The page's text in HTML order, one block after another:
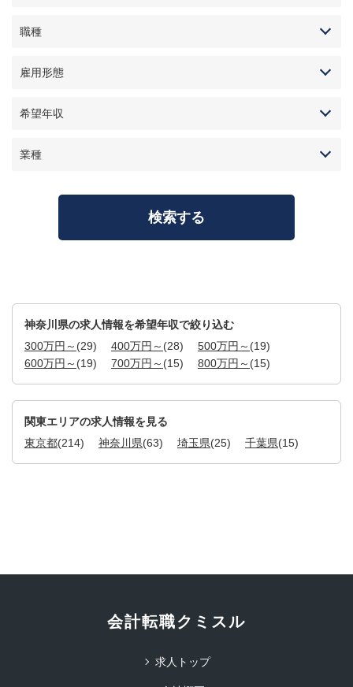
職種
雇用形態
希望年収
業種
神奈川県の求人情報を希望年収で絞り込む
300万円～ (29) 400万円～ (28) 500万円～ (19)
600万円～ (19) 700万円～ (15) 800万円～ (15)
関東エリアの求人情報を見る
東京都(214) 神奈川県(63) 埼玉県(25) 千葉県(15)
会計転職クミスル
求人トップ